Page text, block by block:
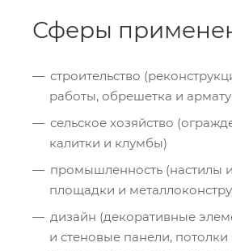
Сферы
строительство
работы, обрешетка и
сельское хозяйство
калитки и клумбы)
промышленность (настилы
площадки и
дизайн (декоративные
и стеновые панели, потолки